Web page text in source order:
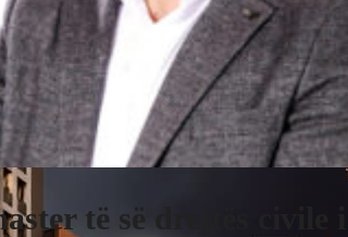
të së drejtës civile i